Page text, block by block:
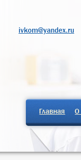
ivkom@yandex.ru
Главная О